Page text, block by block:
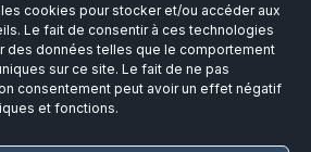
cookies pour stocker et/ou accéder aux
Le fait de consentir à ces technologies
des données telles que le comportement
sur ce site. Le fait de ne pas
consentement peut avoir un effet négatif
et fonctions.
14